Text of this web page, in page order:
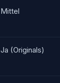
Mittel
Ja (Originals)